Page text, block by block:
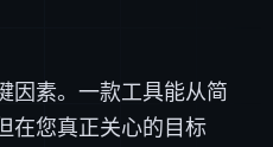
因素。一款工具能从简
在您真正关心的目标